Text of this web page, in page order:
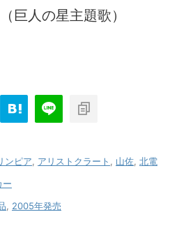
巨人の星主題歌）
ンピア アリストクラート 山佐 北電
ー
2005年発売